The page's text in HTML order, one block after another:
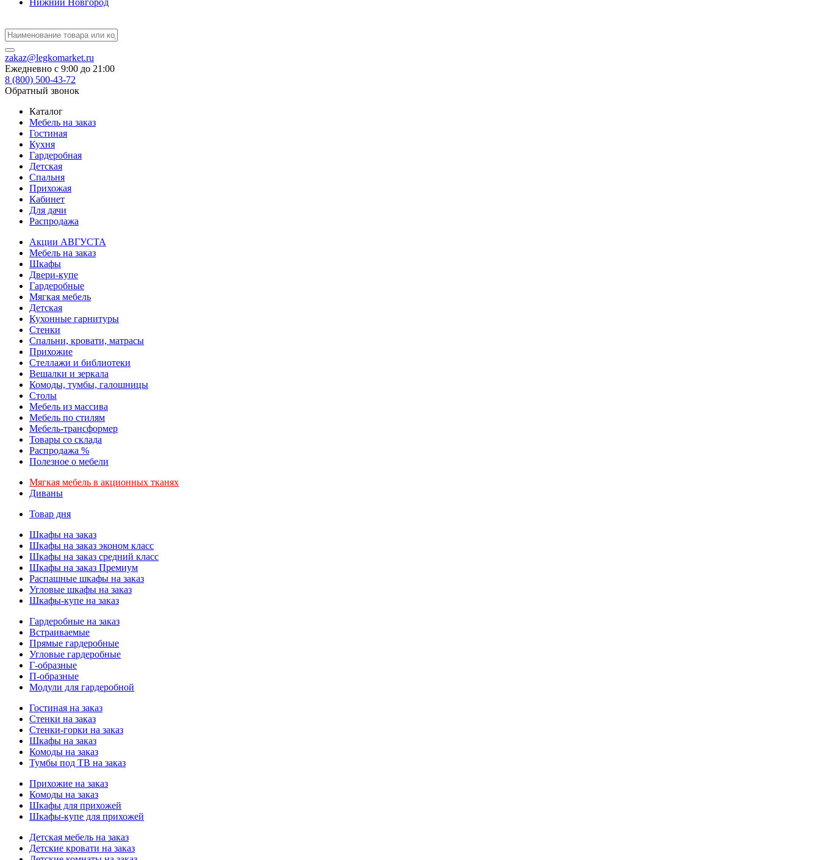
Нижний Новгород
zakaz@legkomarket.ru
Ежедневно c 9:00 до 21:00
8 (800) 500-43-72
Обратный звонок
Каталог
Мебель на заказ
Гостиная
Кухня
Гардеробная
Детская
Спальня
Прихожая
Кабинет
Для дачи
Распродажа
Акции АВГУСТА
Мебель на заказ
Шкафы
Двери-купе
Гардеробные
Мягкая мебель
Детская
Кухонные гарнитуры
Стенки
Спальни, кровати, матрасы
Прихожие
Стеллажи и библиотеки
Вешалки и зеркала
Комоды, тумбы, галошницы
Столы
Мебель из массива
Мебель по стилям
Мебель-трансформер
Товары со склада
Распродажа %
Полезное о мебели
Мягкая мебель в акционных тканях
Диваны
Товар дня
Шкафы на заказ
Шкафы на заказ эконом класс
Шкафы на заказ средний класс
Шкафы на заказ Премиум
Распашные шкафы на заказ
Угловые шкафы на заказ
Шкафы-купе на заказ
Гардеробные на заказ
Встраиваемые
Прямые гардеробные
Угловые гардеробные
Г-образные
П-образные
Модули для гардеробной
Гостиная на заказ
Стенки на заказ
Стенки-горки на заказ
Шкафы на заказ
Комоды на заказ
Тумбы под ТВ на заказ
Прихожие на заказ
Комоды на заказ
Шкафы для прихожей
Шкафы-купе для прихожей
Детская мебель на заказ
Детские кровати на заказ